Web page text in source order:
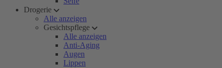
Drogerie
Alle anzeigen
Gesichtspflege
Alle anzeigen
Anti-Aging
Augen
Lippen